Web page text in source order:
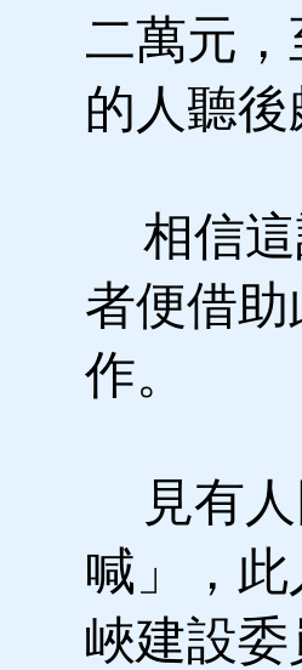
二萬元
的人聽
相信這
者便借
作。
見有人
喊」，
峽建設